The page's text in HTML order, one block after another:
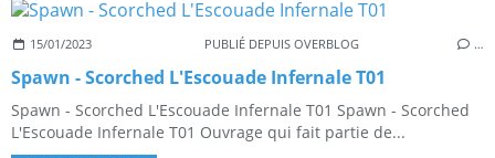
15/01/2023 PUBLIÉ DEPUIS OVERBLOG …
Spawn - Scorched L'Escouade Infernale T01
Spawn - Scorched L'Escouade Infernale T01 Spawn - Scorched
L'Escouade Infernale T01 Ouvrage qui fait partie de...